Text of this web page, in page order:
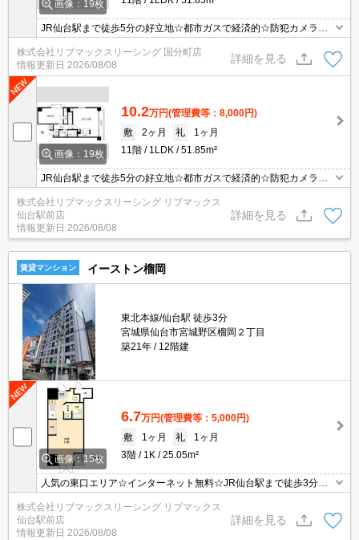
画像：19枚
JR仙台駅まで徒歩5分の好立地☆都市ガスで経済的☆防犯カメラ・
オートロック・TVインターホン付きでセキュリティー面も安心。照
明器具・温水洗浄便座・独立洗面台・ガスコンロ(2口)・宅配ロッカ
ーなど設備付き！
株式会社リブマックスリーシング 国分町店
情報更新日 2026/08/08
詳細を見る
画像：19枚
10.2万円(管理費等：8,000円)
敷
2ヶ月 礼
1ヶ月
11階
1LDK 51.85m²
JR仙台駅まで徒歩5分の好立地☆都市ガスで経済的☆防犯カメラ・
オートロック・TVインターホン付きでセキュリティー面も安心。照
明器具・温水洗浄便座・独立洗面台・ガスコンロ(2口)・宅配ロッカ
ーなど設備付き！
株式会社リブマックスリーシング リブマックス
仙台駅前店
情報更新日 2026/08/08
詳細を見る
賃貸マンション イーストン榴岡
東北本線/仙台駅 徒歩3分
宮城県仙台市宮城野区榴岡２丁目
築21年
12階建
画像：15枚
6.7万円(管理費等：5,000円)
敷
1ヶ月 礼
1ヶ月
3階
1K 25.05m²
人気の東口エリア☆インターネット無料☆JR仙台駅まで徒歩3分！
通勤・通学も便利な好立地。お買物施設や飲食店などが多く住環境
良好。IHシステムキッチン・浴室乾燥器など設備付き！経済的なオ
ール電化対応！
株式会社リブマックスリーシング リブマックス
仙台駅前店
情報更新日 2026/08/08
詳細を見る